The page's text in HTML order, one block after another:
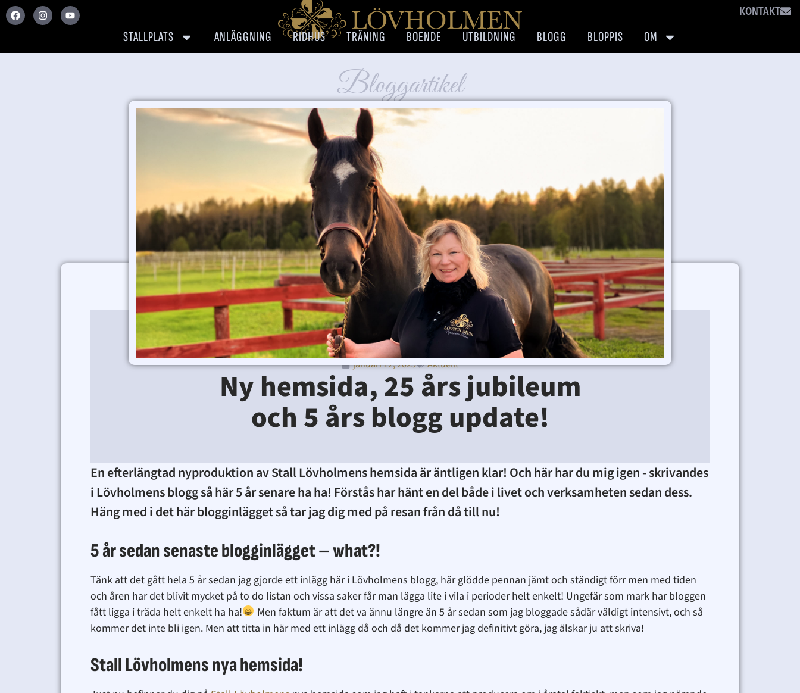
KONTAKT
STALLPLATS ANLÄGGNING RIDHUS TRÄNING BOENDE UTBILDNING BLOGG BLOPPIS OM
Bloggartikel
Ditte Lindbom januari 12, 2025 9:42 f m
januari 12, 2025 Aktuellt
Ny hemsida, 25 års jubileum
och 5 års blogg update!
En efterlängtad nyproduktion av Stall Lövholmens hemsida är äntligen klar! Och här har du mig igen - skrivandes
i Lövholmens blogg så här 5 år senare ha ha! Förstås har hänt en del både i livet och verksamheten sedan dess.
Häng med i det här blogginlägget så tar jag dig med på resan från då till nu!
5 år sedan senaste blogginlägget – what?!
Tänk att det gått hela 5 år sedan jag gjorde ett inlägg här i Lövholmens blogg, här glödde pennan jämt och ständigt förr men med tiden
och åren har det blivit mycket på to do listan och vissa saker får man lägga lite i vila i perioder helt enkelt! Ungefär som mark har bloggen
fått ligga i träda helt enkelt ha ha!
Men faktum är att det va ännu längre än 5 år sedan som jag bloggade sådär väldigt intensivt, och så
kommer det inte bli igen. Men att titta in här med ett inlägg då och då det kommer jag definitivt göra, jag älskar ju att skriva!
Stall Lövholmens nya hemsida!